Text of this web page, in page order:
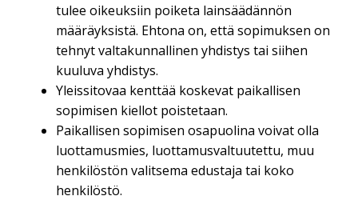
tulee oikeuksiin poiketa lainsäädännön
määräyksistä. Ehtona on, että sopimuksen on
tehnyt valtakunnallinen yhdistys tai siihen
kuuluva yhdistys.
Yleissitovaa kenttää koskevat paikallisen
sopimisen kiellot poistetaan.
Paikallisen sopimisen osapuolina voivat olla
luottamusmies, luottamusvaltuutettu, muu
henkilöstön valitsema edustaja tai koko
henkilöstö.